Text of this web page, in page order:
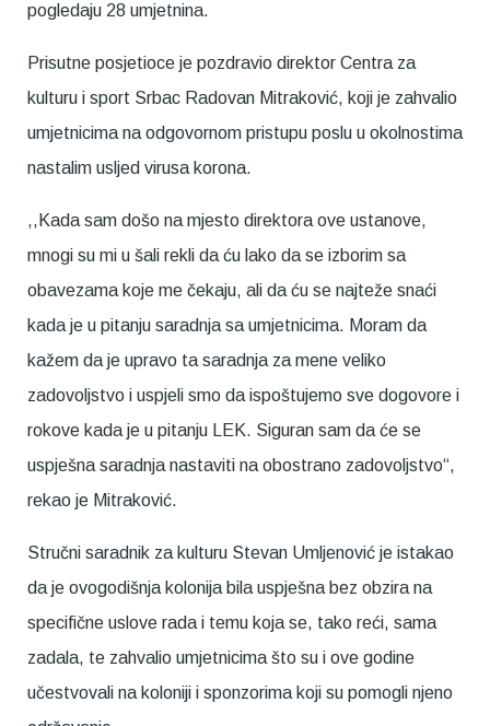
pogledaju 28 umjetnina.
Prisutne posjetioce je pozdravio direktor Centra za
kulturu i sport Srbac Radovan Mitraković, koji je zahvalio
umjetnicima na odgovornom pristupu poslu u okolnostima
nastalim usljed virusa korona.
,,Kada sam došo na mjesto direktora ove ustanove,
mnogi su mi u šali rekli da ću lako da se izborim sa
obavezama koje me čekaju, ali da ću se najteže snaći
kada je u pitanju saradnja sa umjetnicima. Moram da
kažem da je upravo ta saradnja za mene veliko
zadovoljstvo i uspjeli smo da ispoštujemo sve dogovore i
rokove kada je u pitanju LEK. Siguran sam da će se
uspješna saradnja nastaviti na obostrano zadovoljstvo“,
rekao je Mitraković.
Stručni saradnik za kulturu Stevan Umljenović je istakao
da je ovogodišnja kolonija bila uspješna bez obzira na
specifične uslove rada i temu koja se, tako reći, sama
zadala, te zahvalio umjetnicima što su i ove godine
učestvovali na koloniji i sponzorima koji su pomogli njeno